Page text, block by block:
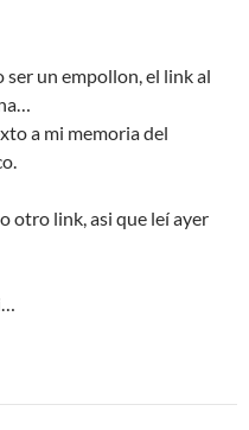
un empollon, el link al
a mi memoria del
otro link, asi que leí ayer